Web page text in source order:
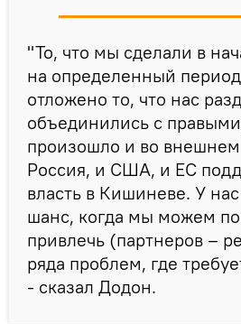
"То, что мы сделали в
на определенный
отложено то, что нас
объединились с
произошло и во
Россия, и США, и ЕС
власть в Кишиневе. У
шанс, когда мы можем
привлечь (партнеров –
ряда проблем, где
- сказал Додон.